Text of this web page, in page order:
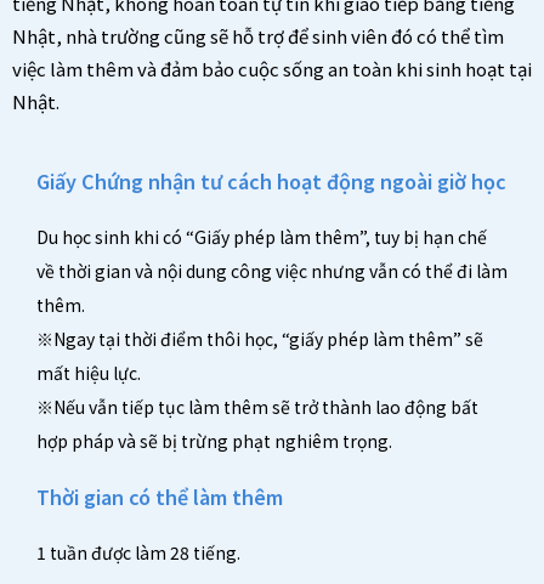
Nhật, nhà trường cũng sẽ hỗ trợ để sinh viên đó có thể tìm
việc làm thêm và đảm bảo cuộc sống an toàn khi sinh hoạt tại
Nhật.
Giấy Chứng nhận tư cách hoạt động ngoài giờ học
Du học sinh khi có “Giấy phép làm thêm”, tuy bị hạn chế
về thời gian và nội dung công việc nhưng vẫn có thể đi làm
thêm.
※Ngay tại thời điểm thôi học, “giấy phép làm thêm” sẽ
mất hiệu lực.
※Nếu vẫn tiếp tục làm thêm sẽ trở thành lao động bất
hợp pháp và sẽ bị trừng phạt nghiêm trọng.
Thời gian có thể làm thêm
1 tuần được làm 28 tiếng.